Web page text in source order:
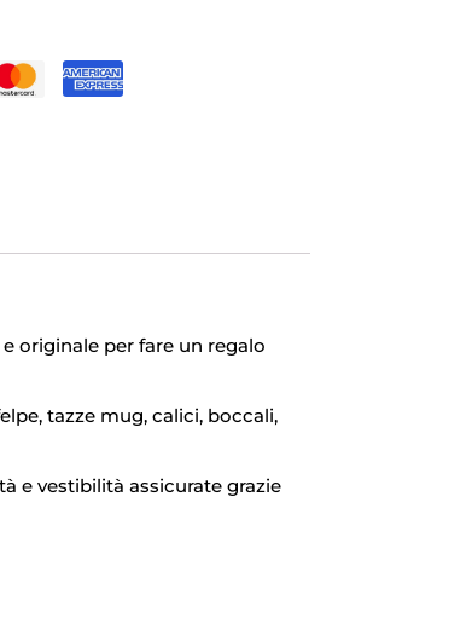
originale per fare un regalo
tazze mug, calici, boccali,
e vestibilità assicurate grazie